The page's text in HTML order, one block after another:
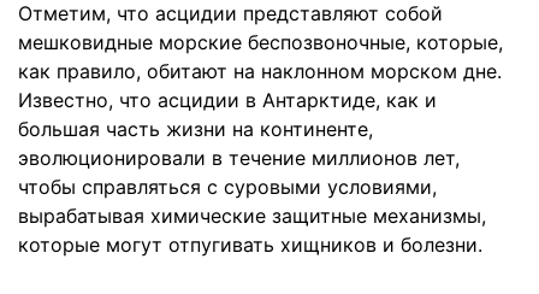
Отметим, что асцидии представляют собой
мешковидные морские беспозвоночные, которые,
как правило, обитают на наклонном морском дне.
Известно, что асцидии в Антарктиде, как и
большая часть жизни на континенте,
эволюционировали в течение миллионов лет,
чтобы справляться с суровыми условиями,
вырабатывая химические защитные механизмы,
которые могут отпугивать хищников и болезни.